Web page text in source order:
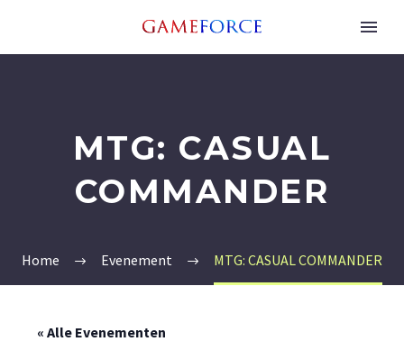
MTG: CASUAL
COMMANDER
Home Evenement MTG: CASUAL COMMANDER
« Alle Evenementen